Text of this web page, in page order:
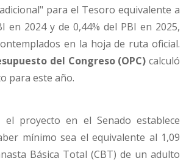
para el Tesoro equivalente a
en 2024 y de 0,44% del PBI en 2025,
en la hoja de ruta oficial.
del Congreso (OPC) calculó
para este año.
el proyecto en el Senado establece
mínimo sea el equivalente al 1,09
Básica Total (CBT) de un adulto